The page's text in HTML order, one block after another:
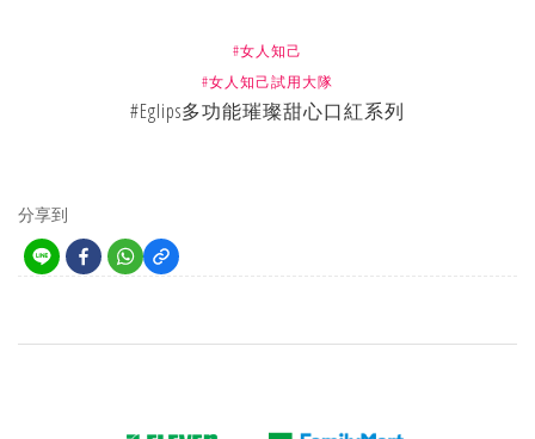
#女人知己
#女人知己試用大隊
#Eglips多功能璀璨甜心口紅系列
分享到